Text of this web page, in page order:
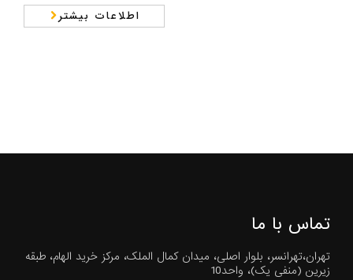
اطلاعات بیشتر
تماس با ما
تهران،تهرانسر، بلوار اصلی، میدان کمال الملک، مرکز خرید الهام، طبقه
زیرین (منفی یک)، واحد10